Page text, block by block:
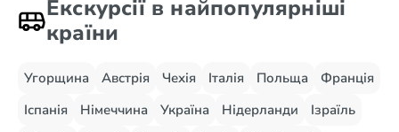
Екскурсії в найпопулярніші
країни
Угорщина Австрія Чехія Італія Польща
Франція
Іспанія
Німеччина Україна Нідерланди
Ізраїль